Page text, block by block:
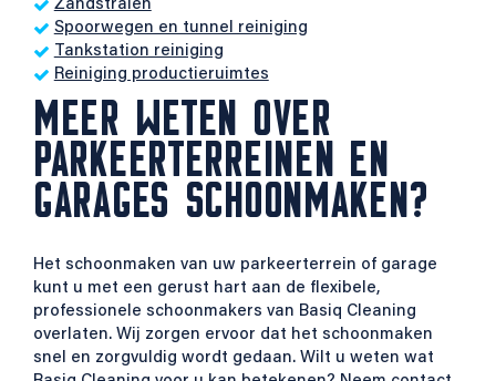
Zandstralen
Spoorwegen en tunnel reiniging
Tankstation reiniging
Reiniging productieruimtes
MEER WETEN OVER
PARKEERTERREINEN EN
GARAGES SCHOONMAKEN?
Het schoonmaken van uw parkeerterrein of garage
kunt u met een gerust hart aan de flexibele,
professionele schoonmakers van Basiq Cleaning
overlaten. Wij zorgen ervoor dat het schoonmaken
snel en zorgvuldig wordt gedaan. Wilt u weten wat